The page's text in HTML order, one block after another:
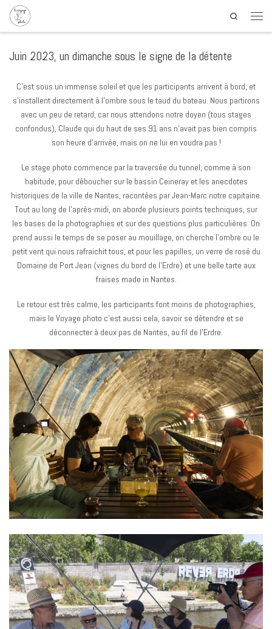
Search
Juin 2023, un dimanche sous le signe de la détente
C’est sous un immense soleil et que les participants arrivent à bord, et
s’installent directement à l’ombre sous le taud du bateau. Nous partirons
avec un peu de retard, car nous attendons notre doyen (tous stages
confondus), Claude qui du haut de ses 91 ans n’avait pas bien compris
son heure d’arrivée, mais on ne lui en voudra pas !
Le stage photo commence par la traversée du tunnel, comme à son
habitude, pour déboucher sur le bassin Ceineray et les anecdotes
historiques de la ville de Nantes, racontées par Jean-Marc notre capitaine.
Tout au long de l’après-midi, on aborde plusieurs points techniques, sur
les bases de la photographies et sur des questions plus particulières. On
prend aussi le temps de se poser au mouillage, on cherche l’ombre ou le
petit vent qui nous rafraichit tous, et pour les papilles, un verre de rosé du
Domaine de Port Jean (vignes du bord de l’Erdre) et une belle tarte aux
fraises made in Nantes.
Le retour est très calme, les participants font moins de photographies,
mais le Voyage photo c’est aussi cela, savoir se détendre et se
déconnecter à deux pas de Nantes, au fil de l’Erdre.